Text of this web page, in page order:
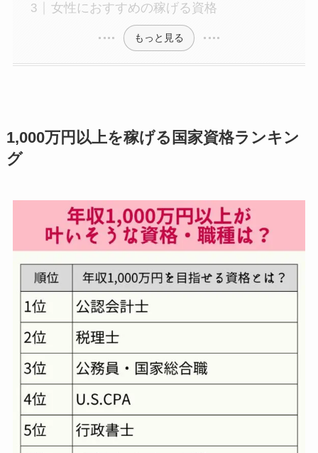
女性におすすめの稼げる資格
もっと見る
1,000万円以上を稼げる国家資格ランキン
グ